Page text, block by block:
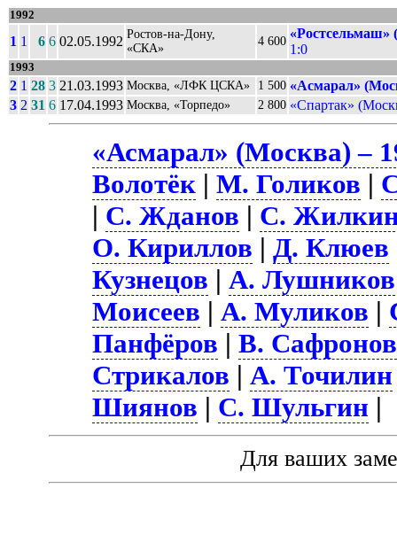
1992
1 1 6 6 02.05.1992 Ростов-на-Дону,
«СКА»
4 600
«Ростсельмаш»
1:0
1993
2 1 28 3 21.03.1993 Москва, «ЛФК ЦСКА» 1 500 «Асмарал»
3 2 31 6 17.04.1993 Москва, «Торпедо» 2 800 «Спартак»
«Асмарал» (Москва) –
Волотёк |М. Голиков |
| С. Жданов | С.
О. Кириллов |Д. Клюев
Кузнецов |А. Лушников
Моисеев |А. Муликов |
Панфёров |В. Сафронов
Стрикалов |А. Точилин
Шиянов | С. Шульгин |
Для ваших